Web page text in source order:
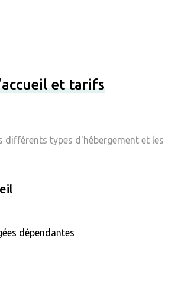
et tarifs
différents types d'hébergement et les
dépendantes